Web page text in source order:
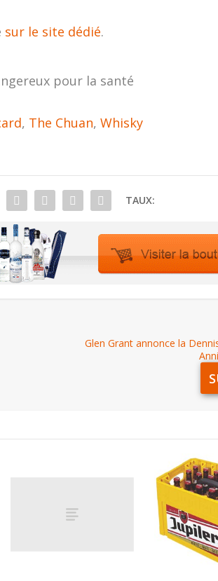
sur le site dédié.
pour la santé
, The Chuan, Whisky
TAUX:
Glen Grant annonce la